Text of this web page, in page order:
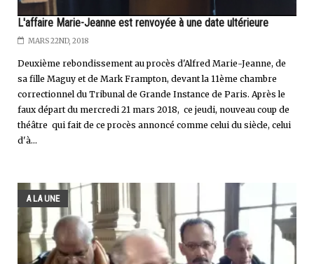
L'affaire Marie-Jeanne est renvoyée à une date ultérieure
MARS 22ND, 2018
Deuxième rebondissement au procès d'Alfred Marie-Jeanne, de
sa fille Maguy et de Mark Frampton, devant la 11ème chambre
correctionnel du Tribunal de Grande Instance de Paris. Après le
faux départ du mercredi 21 mars 2018, ce jeudi, nouveau coup de
théâtre qui fait de ce procès annoncé comme celui du siècle, celui
d'à...
A LA UNE